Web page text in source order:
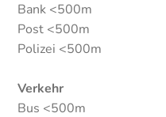
Bank <500m
Post <500m
Polizei <500m
Verkehr
Bus <500m